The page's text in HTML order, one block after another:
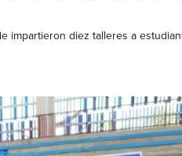
impartieron diez talleres a